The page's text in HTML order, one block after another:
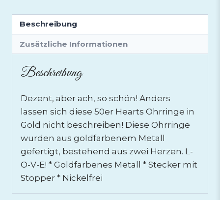
Beschreibung
Zusätzliche Informationen
Beschreibung
Dezent, aber ach, so schön! Anders
lassen sich diese 50er Hearts Ohrringe in
Gold nicht beschreiben! Diese Ohrringe
wurden aus goldfarbenem Metall
gefertigt, bestehend aus zwei Herzen. L-
O-V-E! * Goldfarbenes Metall * Stecker mit
Stopper * Nickelfrei